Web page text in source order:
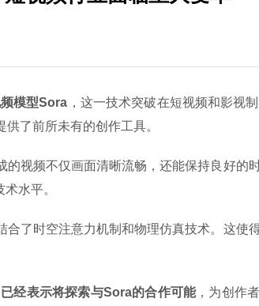
模型Sora ，这一技术突破在短视频和影视
了前所未有的创作工具。
的视频不仅画面清晰流畅，还能保持良好的
水平。
合了时空注意力机制和物理仿真技术。这使
经表示将探索与Sora的合作可能，为创作